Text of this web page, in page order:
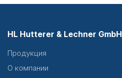
HL Hutterer & Lechner GmbH
Продукция
О компании